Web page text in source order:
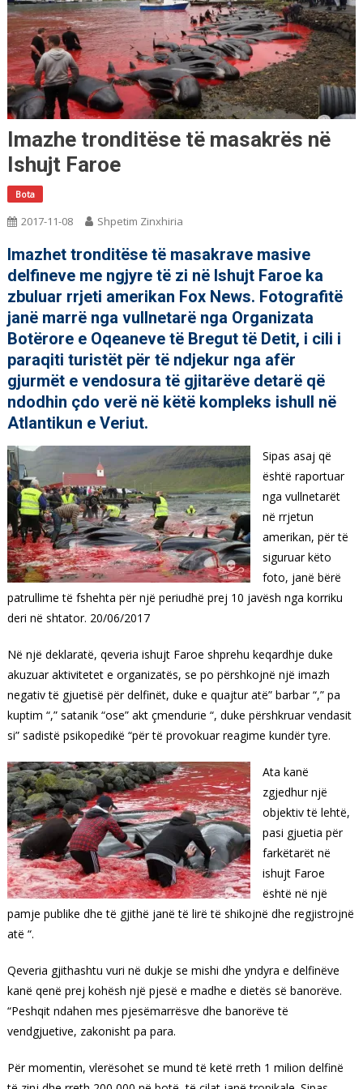
Imazhe tronditëse të masakrës në
Ishujt Faroe
Bota
2017-11-08 Shpetim Zinxhiria
Imazhet tronditëse të masakrave masive
delfineve me ngjyre të zi në Ishujt Faroe ka
zbuluar rrjeti amerikan Fox News. Fotografitë
janë marrë nga vullnetarë nga Organizata
Botërore e Oqeaneve të Bregut të Detit, i cili i
paraqiti turistët për të ndjekur nga afër
gjurmët e vendosura të gjitarëve detarë që
ndodhin çdo verë në këtë kompleks ishull në
Atlantikun e Veriut.
Sipas asaj që
është raportuar
nga vullnetarët
në rrjetun
amerikan, për të
siguruar këto
foto, janë bërë
patrullime të fshehta për një periudhë prej 10 javësh nga korriku
deri në shtator. 20/06/2017
Në një deklaratë, qeveria ishujt Faroe shprehu keqardhje duke
akuzuar aktivitetet e organizatës, se po përshkojnë një imazh
negativ të gjuetisë për delfinët, duke e quajtur atë” barbar “,” pa
kuptim “,” satanik “ose” akt çmendurie “, duke përshkruar vendasit
si” sadistë psikopedikë “për të provokuar reagime kundër tyre.
Ata kanë
zgjedhur një
objektiv të lehtë,
pasi gjuetia për
farkëtarët në
ishujt Faroe
është në një
pamje publike dhe të gjithë janë të lirë të shikojnë dhe regjistrojnë
atë “.
Qeveria gjithashtu vuri në dukje se mishi dhe yndyra e delfinëve
kanë qenë prej kohësh një pjesë e madhe e dietës së banorëve.
“Peshqit ndahen mes pjesëmarrësve dhe banorëve të
vendgjuetive, zakonisht pa para.
Për momentin, vlerësohet se mund të ketë rreth 1 milion delfinë